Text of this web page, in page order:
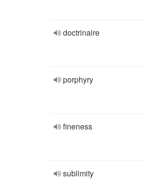
doctrinaire
porphyry
fineness
sublimity